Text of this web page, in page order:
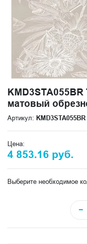
матовый
Артикул: KMD3STA055BR
Цена:
4 853.16 руб.
Выберите необходимое
−